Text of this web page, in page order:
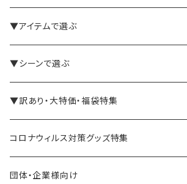
▼アイテムで選ぶ
バインダー・メモパッド
手帳・ノート
ペン立て・収納ケース・トレイ
バッグ・かばん
▼シーンで選ぶ
テレワーク・在宅ワーク向け
司会・セミナー講師向け
営業マン向け
▼訳あり・大特価・福袋特集
アウトレット商品
福袋・まとめ買い
コロナウィルス対策グッズ特集
団体・企業様向け